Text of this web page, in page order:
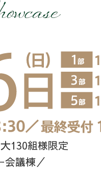
130組様限定
会議棟／